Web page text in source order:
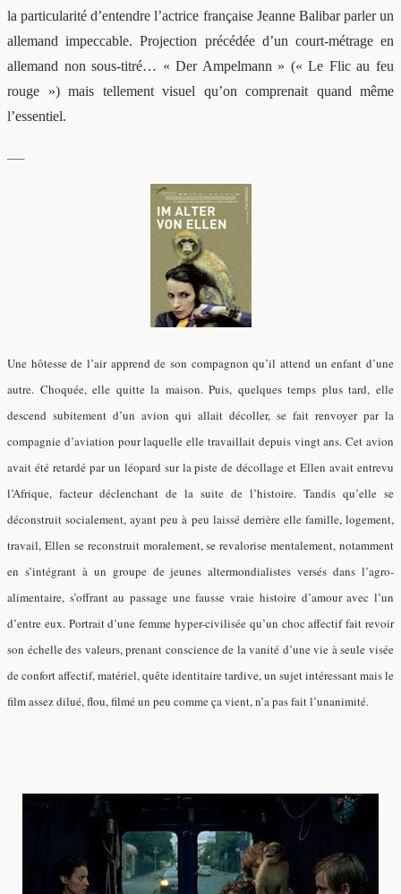
la particularité d’entendre l’actrice française Jeanne Balibar parler un
allemand impeccable. Projection précédée d’un court-métrage en
allemand non sous-titré… « Der Ampelmann » (« Le Flic au feu
rouge ») mais tellement visuel qu’on comprenait quand même
l’essentiel.
—–
Une hôtesse de l’air apprend de son compagnon qu’il attend un enfant d’une
autre. Choquée, elle quitte la maison. Puis, quelques temps plus tard, elle
descend subitement d’un avion qui allait décoller, se fait renvoyer par la
compagnie d’aviation pour laquelle elle travaillait depuis vingt ans. Cet avion
avait été retardé par un léopard sur la piste de décollage et Ellen avait entrevu
l’Afrique, facteur déclenchant de la suite de l’histoire. Tandis qu’elle se
déconstruit socialement, ayant peu à peu laissé derrière elle famille, logement,
travail, Ellen se reconstruit moralement, se revalorise mentalement, notamment
en s’intégrant à un groupe de jeunes altermondialistes versés dans l’agro-
alimentaire, s’offrant au passage une fausse vraie histoire d’amour avec l’un
d’entre eux. Portrait d’une femme hyper-civilisée qu’un choc affectif fait revoir
son échelle des valeurs, prenant conscience de la vanité d’une vie à seule visée
de confort affectif, matériel, quête identitaire tardive, un sujet intéressant mais le
film assez dilué, flou, filmé un peu comme ça vient, n’a pas fait l’unanimité.